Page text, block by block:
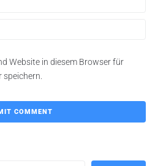
Website in diesem Browser für